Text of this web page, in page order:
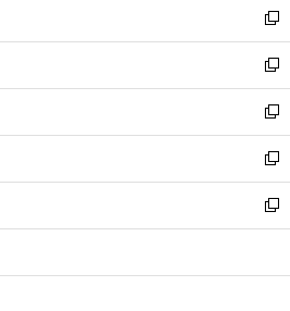
く
で
開
く
ド
ウ
で
開
く
ィ
ン
ド
ウ
で
開
く
い
ウ
ィ
ン
ド
ウ
で
開
く
新
し
い
ウ
ィ
ン
ド
ウ
で
開
新
し
い
ウ
ィ
ン
ド
ウ
開
新
し
い
ウ
ィ
ン
ウ
新
し
い
ウ
ン
新
し
ウ